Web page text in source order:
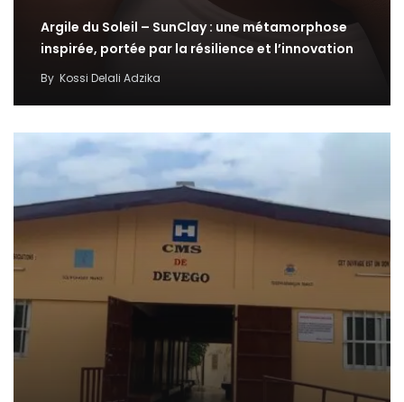
Argile du Soleil – SunClay : une métamorphose
inspirée, portée par la résilience et l’innovation
By Kossi Delali Adzika